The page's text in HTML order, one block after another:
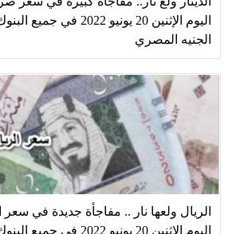
اليوم الإثنين 20 يونيو
الجنيه المصري
الريال ولعها نار .. مفاجأة جديدة في
اليوم الإثنين 20 يونيو 2022